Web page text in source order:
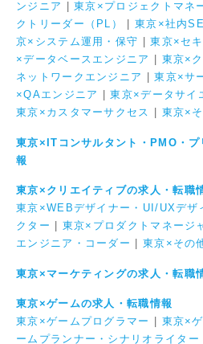
ンジニア |東京×プロジェクトマネ
クトリーダー（PL）
東京×社内
京×システム運用・保守 |東京×セ
×データベースエンジニア
東京×
ネットワークエンジニア
|東京×サ
×QAエンジニア
|東京×データサイ
東京×カスタマーサクセス
東京×
東京×ITコンサルタント・PMO・
報
東京×クリエイティブの求人・転職
東京×WEBデザイナー・UI/UXデザ
クター
東京×プロダクトマネージ
エンジニア・コーダー
東京×その
東京×マーケティングの求人・転職
東京×ゲームの求人・転職情報
東京×ゲームプログラマー
東京×
ームプランナー・シナリオライター